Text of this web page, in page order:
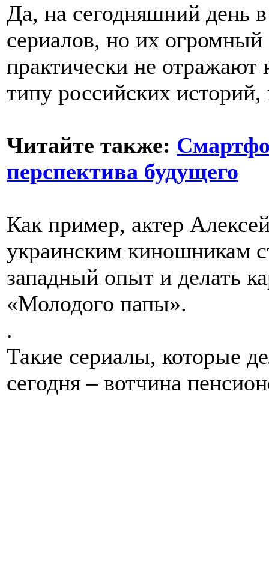
Да, на сегодняшний день
сериалов, но их
практически не
типу российских
Читайте также:
перспектива будущего
Как пример, актер
украинским киношникам
западный опыт и делать
«Молодого папы».
.
Такие сериалы, которые
сегодня – вотчина